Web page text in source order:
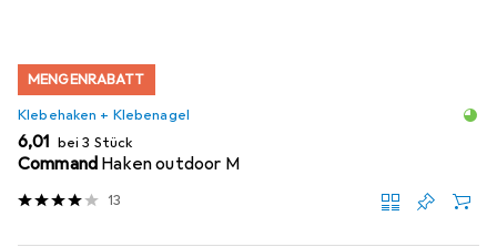
MENGENRABATT
Klebehaken + Klebenagel
EUR
6,01 bei 3 Stück
Command Haken outdoor M
13